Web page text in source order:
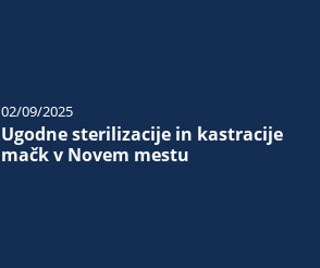
Ugodne sterilizacije in kastracije
mačk v Novem mestu
02/09/2025